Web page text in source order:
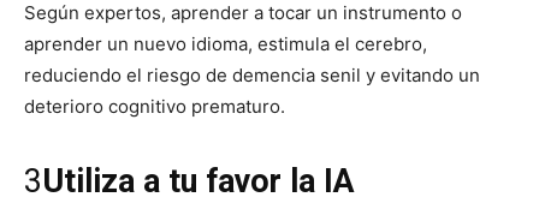
Según expertos, aprender a tocar un instrumento o
aprender un nuevo idioma, estimula el cerebro,
reduciendo el riesgo de demencia senil y evitando un
deterioro cognitivo prematuro.
3Utiliza a tu favor la IA